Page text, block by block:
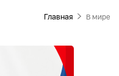
Главная В мире